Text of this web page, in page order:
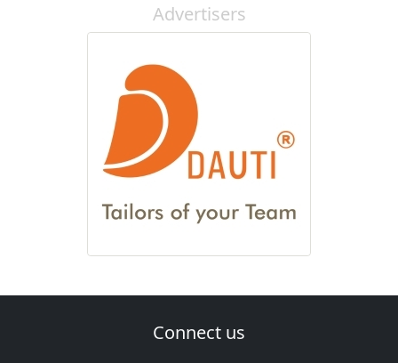
Advertisers
Connect us